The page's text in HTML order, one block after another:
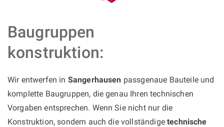
Baugruppen
konstruktion:
Wir entwerfen in Sangerhausen passgenaue Bauteile und
komplette Baugruppen, die genau Ihren technischen
Vorgaben entsprechen. Wenn Sie nicht nur die
Konstruktion, sondern auch die vollständigetechnische